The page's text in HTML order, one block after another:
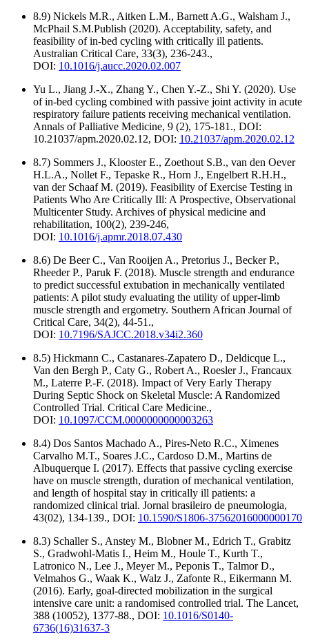
8.9) Nickels M.R., Aitken L.M., Barnett A.G., Walsham J.,
McPhail S.M.Publish (2020). Acceptability, safety, and
feasibility of in-bed cycling with critically ill patients.
Australian Critical Care, 33(3), 236-243.,
DOI: 10.1016/j.aucc.2020.02.007
Yu L., Jiang J.-X., Zhang Y., Chen Y.-Z., Shi Y. (2020). Use
of in-bed cycling combined with passive joint activity in acute
respiratory failure patients receiving mechanical ventilation.
Annals of Palliative Medicine, 9 (2), 175-181., DOI:
10.21037/apm.2020.02.12, DOI: 10.21037/apm.2020.02.12
8.7) Sommers J., Klooster E., Zoethout S.B., van den Oever
H.L.A., Nollet F., Tepaske R., Horn J., Engelbert R.H.H.,
van der Schaaf M. (2019). Feasibility of Exercise Testing in
Patients Who Are Critically Ill: A Prospective, Observational
Multicenter Study. Archives of physical medicine and
rehabilitation, 100(2), 239-246,
DOI: 10.1016/j.apmr.2018.07.430
8.6) De Beer C., Van Rooijen A., Pretorius J., Becker P.,
Rheeder P., Paruk F. (2018). Muscle strength and endurance
to predict successful extubation in mechanically ventilated
patients: A pilot study evaluating the utility of upper-limb
muscle strength and ergometry. Southern African Journal of
Critical Care, 34(2), 44-51.,
DOI: 10.7196/SAJCC.2018.v34i2.360
8.5) Hickmann C., Castanares-Zapatero D., Deldicque L.,
Van den Bergh P., Caty G., Robert A., Roesler J., Francaux
M., Laterre P.-F. (2018). Impact of Very Early Therapy
During Septic Shock on Skeletal Muscle: A Randomized
Controlled Trial. Critical Care Medicine.,
DOI: 10.1097/CCM.0000000000003263
8.4) Dos Santos Machado A., Pires-Neto R.C., Ximenes
Carvalho M.T., Soares J.C., Cardoso D.M., Martins de
Albuquerque I. (2017). Effects that passive cycling exercise
have on muscle strength, duration of mechanical ventilation,
and length of hospital stay in critically ill patients: a
randomized clinical trial. Jornal brasileiro de pneumologia,
43(02), 134-139., DOI: 10.1590/S1806-37562016000000170
8.3) Schaller S., Anstey M., Blobner M., Edrich T., Grabitz
S., Gradwohl-Matis I., Heim M., Houle T., Kurth T.,
Latronico N., Lee J., Meyer M., Peponis T., Talmor D.,
Velmahos G., Waak K., Walz J., Zafonte R., Eikermann M.
(2016). Early, goal-directed mobilization in the surgical
intensive care unit: a randomised controlled trial. The Lancet,
388 (10052), 1377-88., DOI: 10.1016/S0140-
6736(16)31637-3